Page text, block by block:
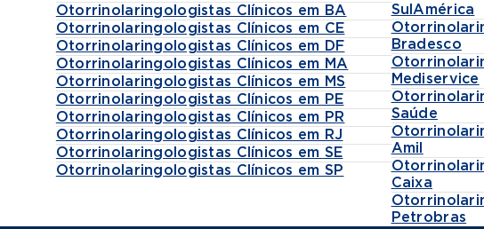
Otorrinolaringologistas Clínicos em BA
Otorrinolaringologistas Clínicos em CE
Otorrinolaringologistas Clínicos em DF
Otorrinolaringologistas Clínicos em MA
Otorrinolaringologistas Clínicos em MS
Otorrinolaringologistas Clínicos em PE
Otorrinolaringologistas Clínicos em PR
Otorrinolaringologistas Clínicos em RJ
Otorrinolaringologistas Clínicos em SE
Otorrinolaringologistas Clínicos em SP
SulAmérica
Bradesco
Mediservice
Saúde
Amil
Caixa
Petrobras